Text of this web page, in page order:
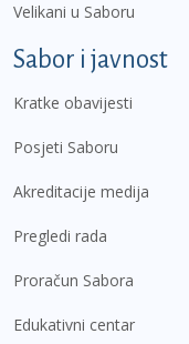
Velikani u Saboru
Sabor i javnost
Kratke obavijesti
Posjeti Saboru
Akreditacije medija
Pregledi rada
Proračun Sabora
Edukativni centar